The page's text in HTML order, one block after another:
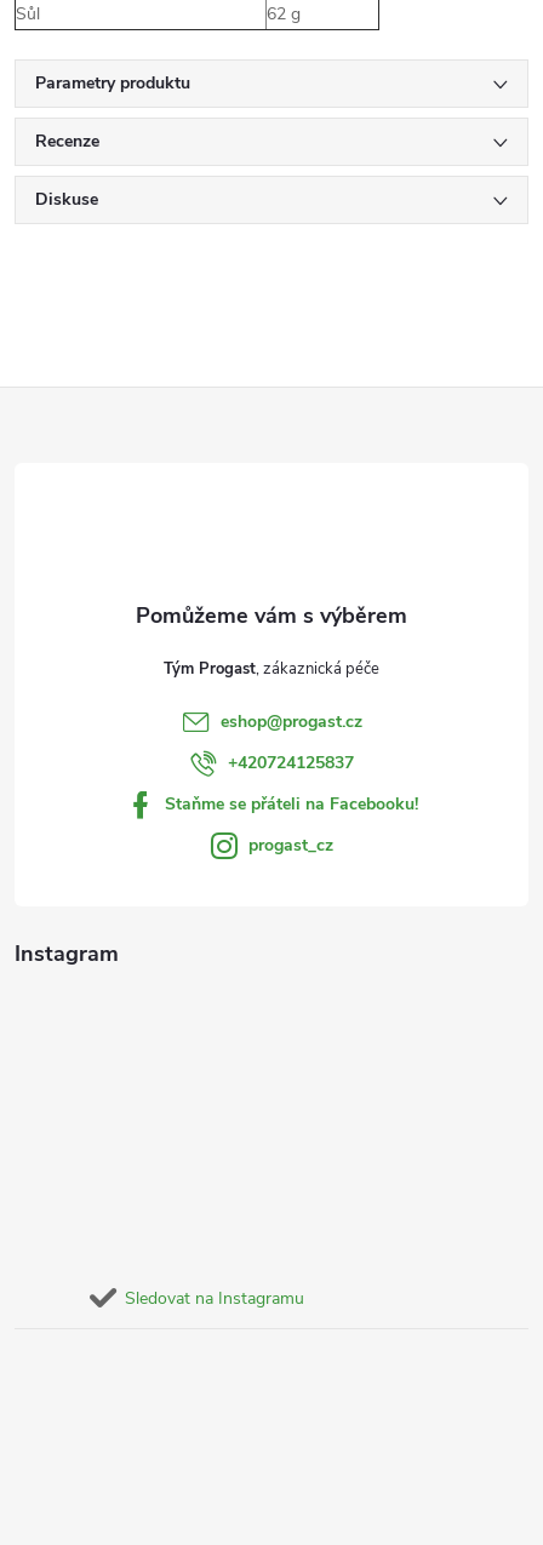
Sůl
62 g
Parametry produktu
Recenze
Diskuse
Tým Progast
eshop@progast.cz
+420724125837
Staňme se přáteli na Facebooku!
progast_cz
Instagram
Sledovat na Instagramu